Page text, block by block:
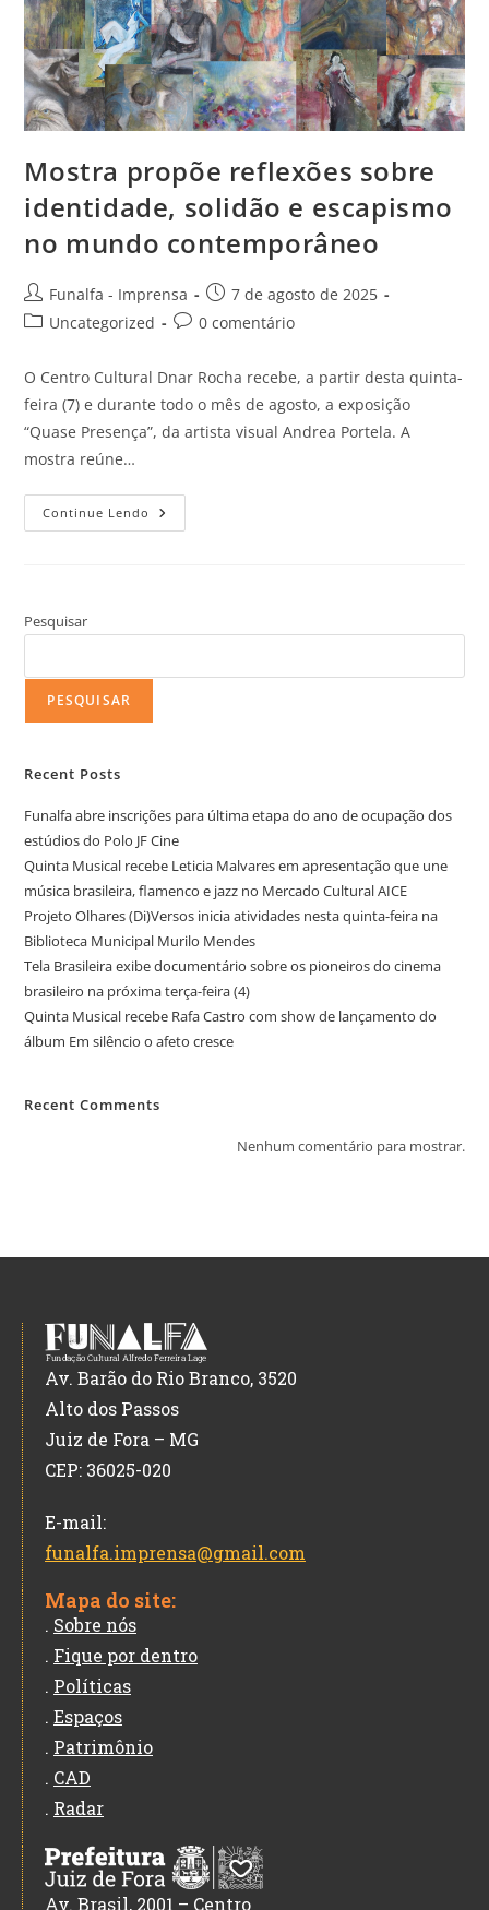
Mostra propõe reflexões sobre
identidade, solidão e escapismo
no mundo contemporâneo
Funalfa - Imprensa
7 de agosto de 2025
Uncategorized
0 comentário
O Centro Cultural Dnar Rocha recebe, a partir desta quinta-
feira (7) e durante todo o mês de agosto, a exposição
“Quase Presença”, da artista visual Andrea Portela. A
mostra reúne…
Continue Lendo
Pesquisar
PESQUISAR
Recent Posts
Funalfa abre inscrições para última etapa do ano de ocupação dos
estúdios do Polo JF Cine
Quinta Musical recebe Leticia Malvares em apresentação que une
música brasileira, flamenco e jazz no Mercado Cultural AICE
Projeto Olhares (Di)Versos inicia atividades nesta quinta-feira na
Biblioteca Municipal Murilo Mendes
Tela Brasileira exibe documentário sobre os pioneiros do cinema
brasileiro na próxima terça-feira (4)
Quinta Musical recebe Rafa Castro com show de lançamento do
álbum Em silêncio o afeto cresce
Recent Comments
Nenhum comentário para mostrar.
Av. Barão do Rio Branco, 3520
Alto dos Passos
Juiz de Fora – MG
CEP: 36025-020
E-mail:
funalfa.imprensa@gmail.com
Mapa do site:
. Sobre nós
. Fique por dentro
. Políticas
. Espaços
. Patrimônio
. CAD
. Radar
Av. Brasil, 2001 – Centro